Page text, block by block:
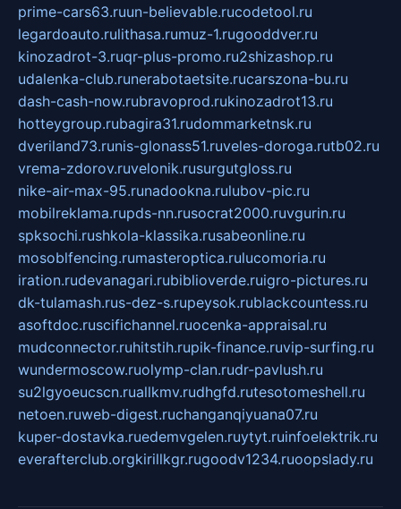
prime-cars63.ruun-believable.rucodetool.ru
legardoauto.rulithasa.rumuz-1.rugooddver.ru
kinozadrot-3.ruqr-plus-promo.ru2shizashop.ru
udalenka-club.runerabotaetsite.rucarszona-bu.ru
dash-cash-now.rubravoprod.rukinozadrot13.ru
hotteygroup.rubagira31.rudommarketnsk.ru
dveriland73.runis-glonass51.ruveles-doroga.rutb02.ru
vrema-zdorov.ruvelonik.rusurgutgloss.ru
nike-air-max-95.runadookna.rulubov-pic.ru
mobilreklama.rupds-nn.rusocrat2000.ruvgurin.ru
spksochi.rushkola-klassika.rusabeonline.ru
mosoblfencing.rumasteroptica.rulucomoria.ru
iration.rudevanagari.rubiblioverde.ruigro-pictures.ru
dk-tulamash.rus-dez-s.rupeysok.rublackcountess.ru
asoftdoc.ruscifichannel.ruocenka-appraisal.ru
mudconnector.ruhitstih.rupik-finance.ruvip-surfing.ru
wundermoscow.ruolymp-clan.rudr-pavlush.ru
su2lgyoeucscn.ruallkmv.rudhgfd.rutesotomeshell.ru
netoen.ruweb-digest.ruchanganqiyuana07.ru
kuper-dostavka.ruedemvgelen.ruytyt.ruinfoelektrik.ru
everafterclub.orgkirillkgr.rugoodv1234.ruoopslady.ru